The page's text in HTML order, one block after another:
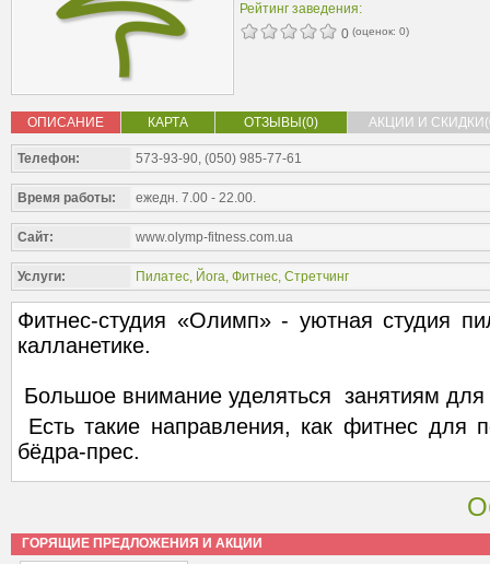
Рейтинг заведения:
0 (оценок: 0)
ОПИСАНИЕ КАРТА ОТЗЫВЫ(0) АКЦИИ И
Телефон: 573-93-90, (050) 985-77-61
Время работы: ежедн. 7.00 - 22.00.
Сайт: www.olymp-fitness.com.ua
Услуги: Пилатес, Йога, Фитнес, Стретчинг
Фитнес-студия «Олимп» - уютная студия
калланетике.
Большое внимание уделяться занятиям
Есть такие направления, как фитнес для
бёдра-прес.
ГОРЯЩИЕ ПРЕДЛОЖЕНИЯ И АКЦИИ